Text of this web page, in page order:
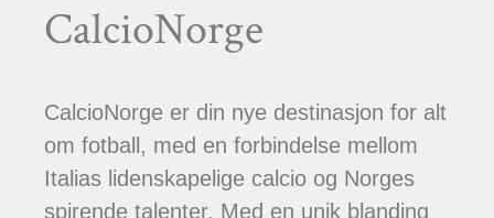
CalcioNorge
CalcioNorge er din nye destinasjon for alt
om fotball, med en forbindelse mellom
Italias lidenskapelige calcio og Norges
spirende talenter. Med en unik blanding